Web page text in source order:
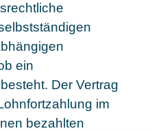
ein
Der Vertrag
im
bezahlten